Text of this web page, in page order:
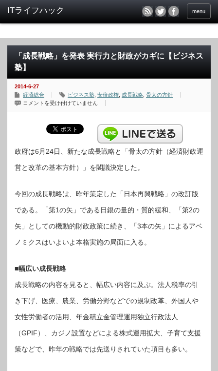
menu
「成長戦略」を発表 実行力と財政がカギに【ビジネス
塾】
2014-6-27
経済総合
ビジネス塾 安倍政権 成長戦略 骨太の方針
「成
行
力
財
政
ギ
に
ジ
ネ
塾】
は
コメントを受け付けていません
政府は6月24日、新たな成長戦略と「骨太の方針（経済財政運
営と改革の基本方針）」を閣議決定した。
今回の成長戦略は、昨年策定した「日本再興戦略」の改訂版
である。「第1の矢」である日銀の量的・質的緩和、「第2の
矢」としての機動的財政政策に続き、「3本の矢」によるアベ
ノミクスはいよいよ本格実施の局面に入る。
■幅広い成長戦略
成長戦略の内容を見ると、幅広い内容に及ぶ。法人税率の引
き下げ、医療、農業、労働分野などでの規制改革、外国人や
女性労働者の活用、年金積立金管理運用独立行政法人
（GPIF）、カジノ設置などによる株式運用拡大、子育て支援
策などで、昨年の戦略では先送りされていた項目も多い。